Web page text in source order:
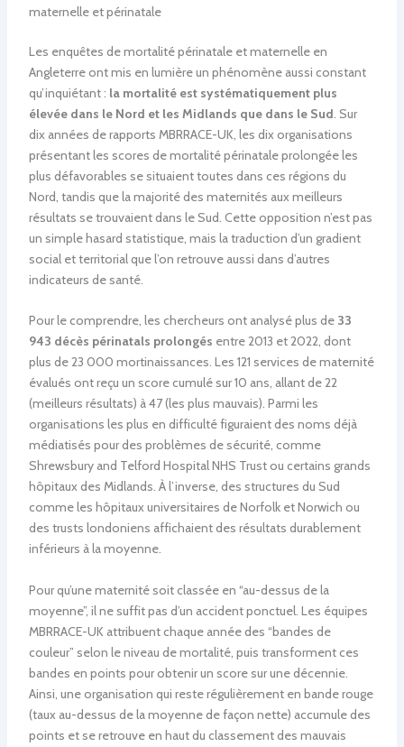
maternelle et périnatale
Les enquêtes de mortalité périnatale et maternelle en
Angleterre ont mis en lumière un phénomène aussi constant
qu’inquiétant : la mortalité est systématiquement plus
élevée dans le Nord et les Midlands que dans le Sud. Sur
dix années de rapports MBRRACE-UK, les dix organisations
présentant les scores de mortalité périnatale prolongée les
plus défavorables se situaient toutes dans ces régions du
Nord, tandis que la majorité des maternités aux meilleurs
résultats se trouvaient dans le Sud. Cette opposition n’est pas
un simple hasard statistique, mais la traduction d’un gradient
social et territorial que l’on retrouve aussi dans d’autres
indicateurs de santé.
Pour le comprendre, les chercheurs ont analysé plus de 33
943 décès périnatals prolongés entre 2013 et 2022, dont
plus de 23 000 mortinaissances. Les 121 services de maternité
évalués ont reçu un score cumulé sur 10 ans, allant de 22
(meilleurs résultats) à 47 (les plus mauvais). Parmi les
organisations les plus en difficulté figuraient des noms déjà
médiatisés pour des problèmes de sécurité, comme
Shrewsbury and Telford Hospital NHS Trust ou certains grands
hôpitaux des Midlands. À l’inverse, des structures du Sud
comme les hôpitaux universitaires de Norfolk et Norwich ou
des trusts londoniens affichaient des résultats durablement
inférieurs à la moyenne.
Pour qu’une maternité soit classée en “au-dessus de la
moyenne”, il ne suffit pas d’un accident ponctuel. Les équipes
MBRRACE-UK attribuent chaque année des “bandes de
couleur” selon le niveau de mortalité, puis transforment ces
bandes en points pour obtenir un score sur une décennie.
Ainsi, une organisation qui reste régulièrement en bande rouge
(taux au-dessus de la moyenne de façon nette) accumule des
points et se retrouve en haut du classement des mauvais